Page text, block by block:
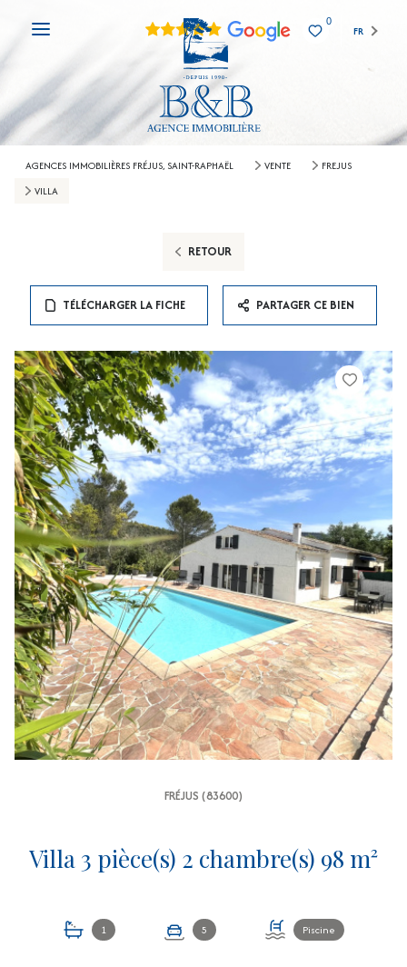
0
FR
AGENCES IMMOBILIÈRES FRÉJUS, SAINT-RAPHAËL VENTE
FREJUS
VILLA
RETOUR
TÉLÉCHARGER LA FICHE PARTAGER CE BIEN
FRÉJUS (83600)
Villa 3 pièce(s) 2 chambre(s) 98 m²
1 5 Piscine